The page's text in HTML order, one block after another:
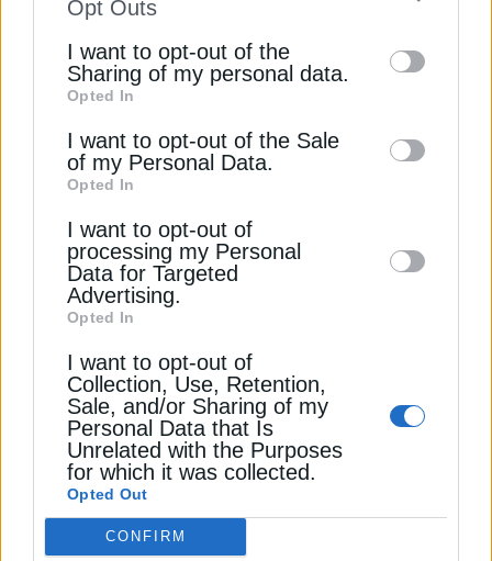
information by third parties on the IAB’s list
of downstream participants. This
information may also be disclosed by us to
third parties on theIAB’s List of
Downstream Participants
disclose it to other third parties.
Opt Outs
I want to opt-out of the
Sharing of my personal data.
Opted In
I want to opt-out of the Sale
of my Personal Data.
Opted In
I want to opt-out of
processing my Personal
Data for Targeted
Advertising.
Opted In
I want to opt-out of
Collection, Use, Retention,
Sale, and/or Sharing of my
Personal Data that Is
Unrelated with the Purposes
for which it was collected.
Opted Out
CONFIRM
Τέλος στο “εμπόριο” αποδείξεων στα βενζινάδικα
από το 2027
Πυρκαγιά σε εγκατάσταση αποθήκευσης καυσίμων
στη Ρωσία
ΠΕΤΡΕΛΑΙΟ WTI ΠΕΤΡΕΛΑΙΟ ΜΠΡΕΝΤ
ΔΕΊΤΕ ΕΠΊΣΗΣ